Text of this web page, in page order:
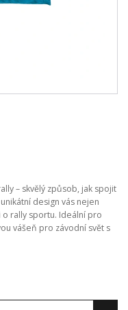
– skvělý způsob, jak spojit
design vás nejen
rally sportu. Ideální pro
vášeň pro závodní svět s